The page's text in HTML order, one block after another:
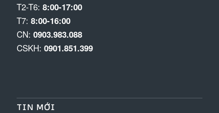
T2-T6: 8:00-17:00
T7: 8:00-16:00
CN: 0903.983.088
CSKH: 0901.851.399
TIN MỚI